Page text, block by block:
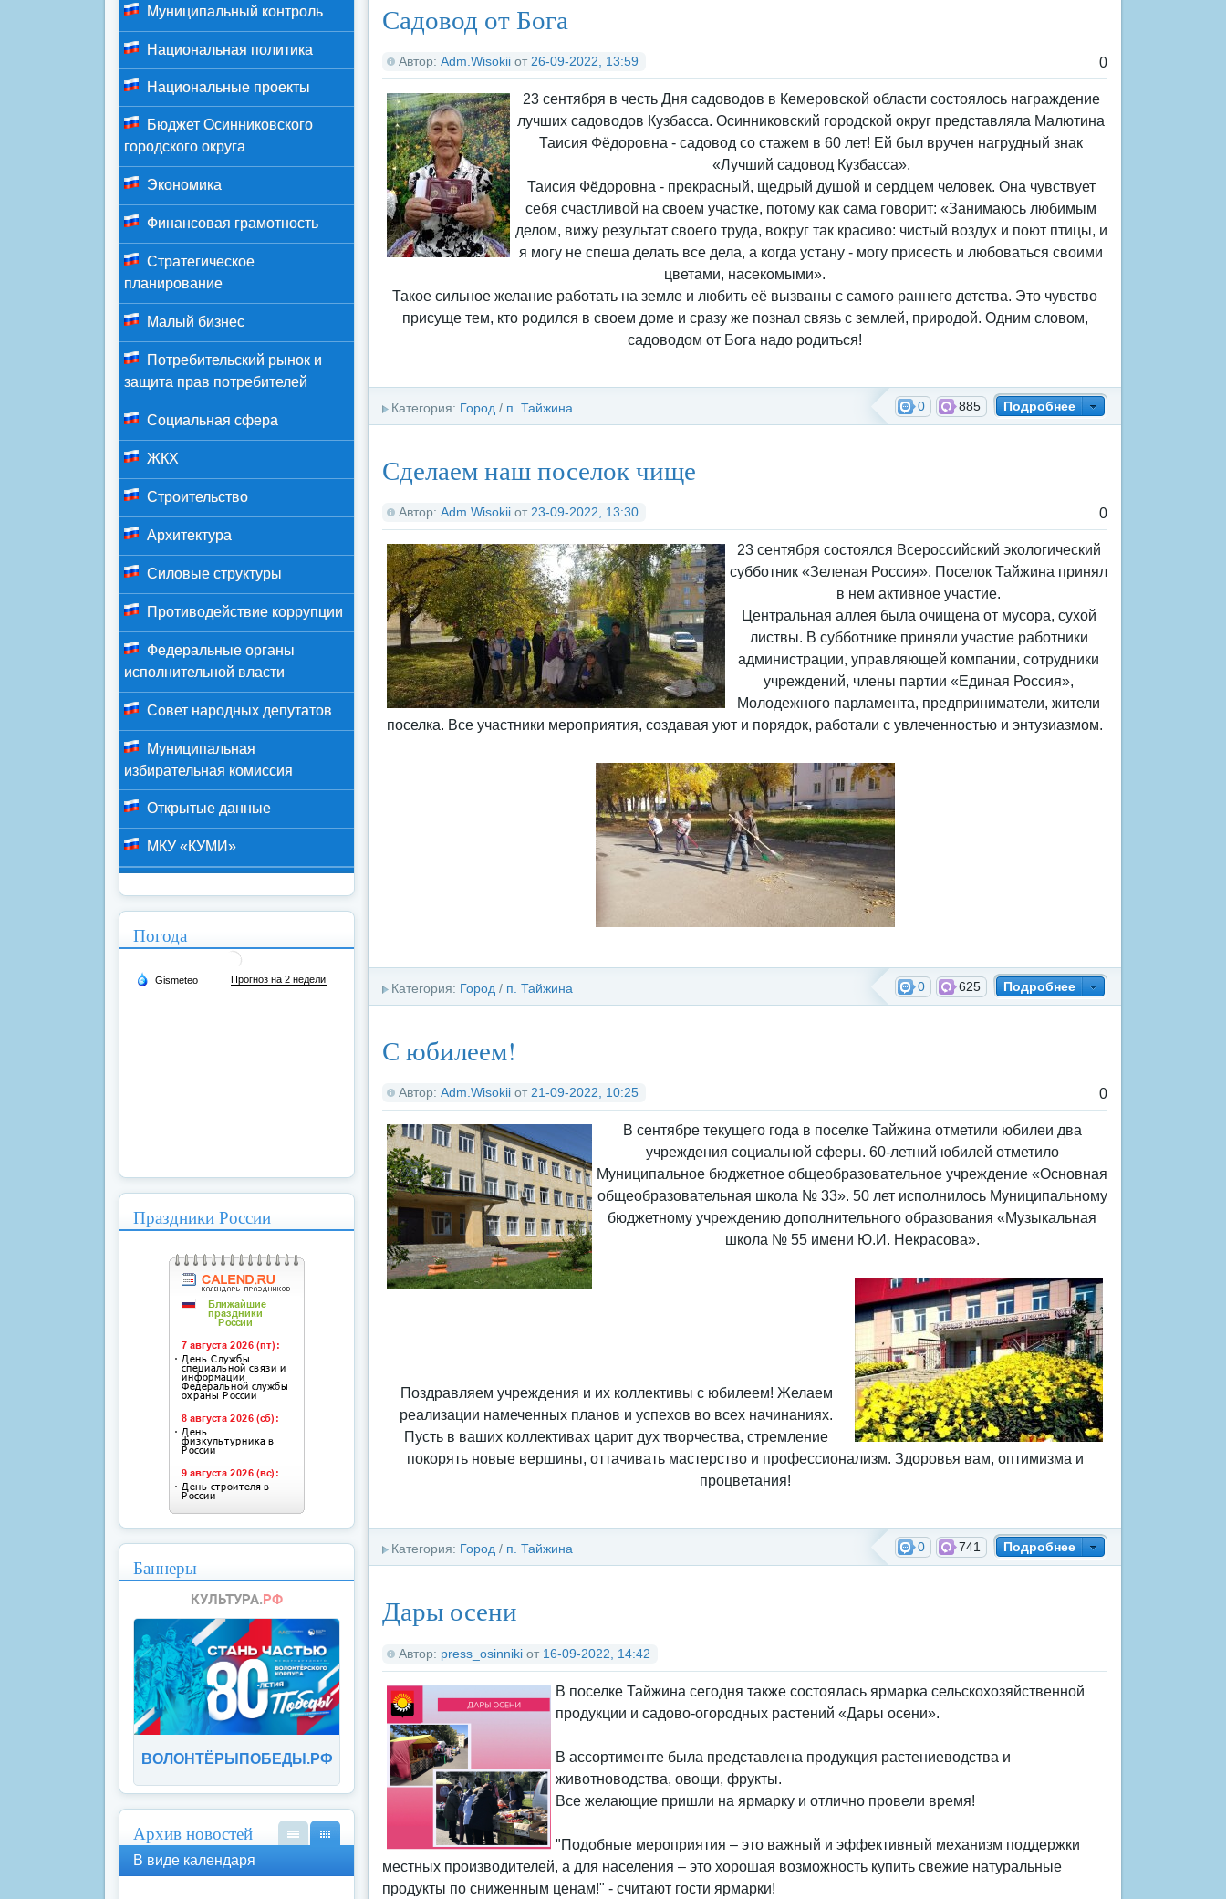
Садовод от Бога
Автор: Adm.Wisokii от 26-09-2022, 13:59 0
23 сентября в честь Дня садоводов в Кемеровской области состоялось награждение
лучших садоводов Кузбасса. Осинниковский городской округ представляла Малютина
Таисия Фёдоровна - садовод со стажем в 60 лет! Ей был вручен нагрудный знак
«Лучший садовод Кузбасса».
Таисия Фёдоровна - прекрасный, щедрый душой и сердцем человек. Она чувствует
себя счастливой на своем участке, потому как сама говорит: «Занимаюсь любимым
делом, вижу результат своего труда, вокруг так красиво: чистый воздух и поют птицы, и
я могу не спеша делать все дела, а когда устану - могу присесть и любоваться своими
цветами, насекомыми».
Такое сильное желание работать на земле и любить её вызваны с самого раннего детства. Это чувство
присуще тем, кто родился в своем доме и сразу же познал связь с землей, природой. Одним словом,
садоводом от Бога надо родиться!
Подробнее
885
0
Категория: Город / п. Тайжина
Сделаем наш поселок чище
Автор: Adm.Wisokii от 23-09-2022, 13:30 0
23 сентября состоялся Всероссийский экологический
субботник «Зеленая Россия». Поселок Тайжина принял
в нем активное участие.
Центральная аллея была очищена от мусора, сухой
листвы. В субботнике приняли участие работники
администрации, управляющей компании, сотрудники
учреждений, члены партии «Единая Россия»,
Молодежного парламента, предприниматели, жители
поселка. Все участники мероприятия, создавая уют и порядок, работали с увлеченностью и энтузиазмом.
Подробнее
625
0
Категория: Город / п. Тайжина
С юбилеем!
Автор: Adm.Wisokii от 21-09-2022, 10:25 0
В сентябре текущего года в поселке Тайжина отметили юбилеи два
учреждения социальной сферы. 60-летний юбилей отметило
Муниципальное бюджетное общеобразовательное учреждение «Основная
общеобразовательная школа № 33». 50 лет исполнилось Муниципальному
бюджетному учреждению дополнительного образования «Музыкальная
школа № 55 имени Ю.И. Некрасова».
Поздравляем учреждения и их коллективы с юбилеем! Желаем
реализации намеченных планов и успехов во всех начинаниях.
Пусть в ваших коллективах царит дух творчества, стремление
покорять новые вершины, оттачивать мастерство и профессионализм. Здоровья вам, оптимизма и
процветания!
Подробнее
741
0
Категория: Город / п. Тайжина
Дары осени
Автор: press_osinniki от 16-09-2022, 14:42
В поселке Тайжина сегодня также состоялась ярмарка сельскохозяйственной
продукции и садово-огородных растений «Дары осени».
В ассортименте была представлена продукция растениеводства и
животноводства, овощи, фрукты.
Все желающие пришли на ярмарку и отлично провели время!
"Подобные мероприятия – это важный и эффективный механизм поддержки
местных производителей, а для населения – это хорошая возможность купить свежие натуральные
продукты по сниженным ценам!" - считают гости ярмарки!
Муниципальный контроль
Национальная политика
Национальные проекты
Бюджет Осинниковского
городского округа
Экономика
Финансовая грамотность
Стратегическое
планирование
Малый бизнес
Потребительский рынок и
защита прав потребителей
Социальная сфера
ЖКХ
Строительство
Архитектура
Силовые структуры
Противодействие коррупции
Федеральные органы
исполнительной власти
Совет народных депутатов
Муниципальная
избирательная комиссия
Открытые данные
МКУ «КУМИ»
Погода
Праздники России
Баннеры
ВОЛОНТЁРЫПОБЕДЫ.РФ
Архив новостей
В виде календаря